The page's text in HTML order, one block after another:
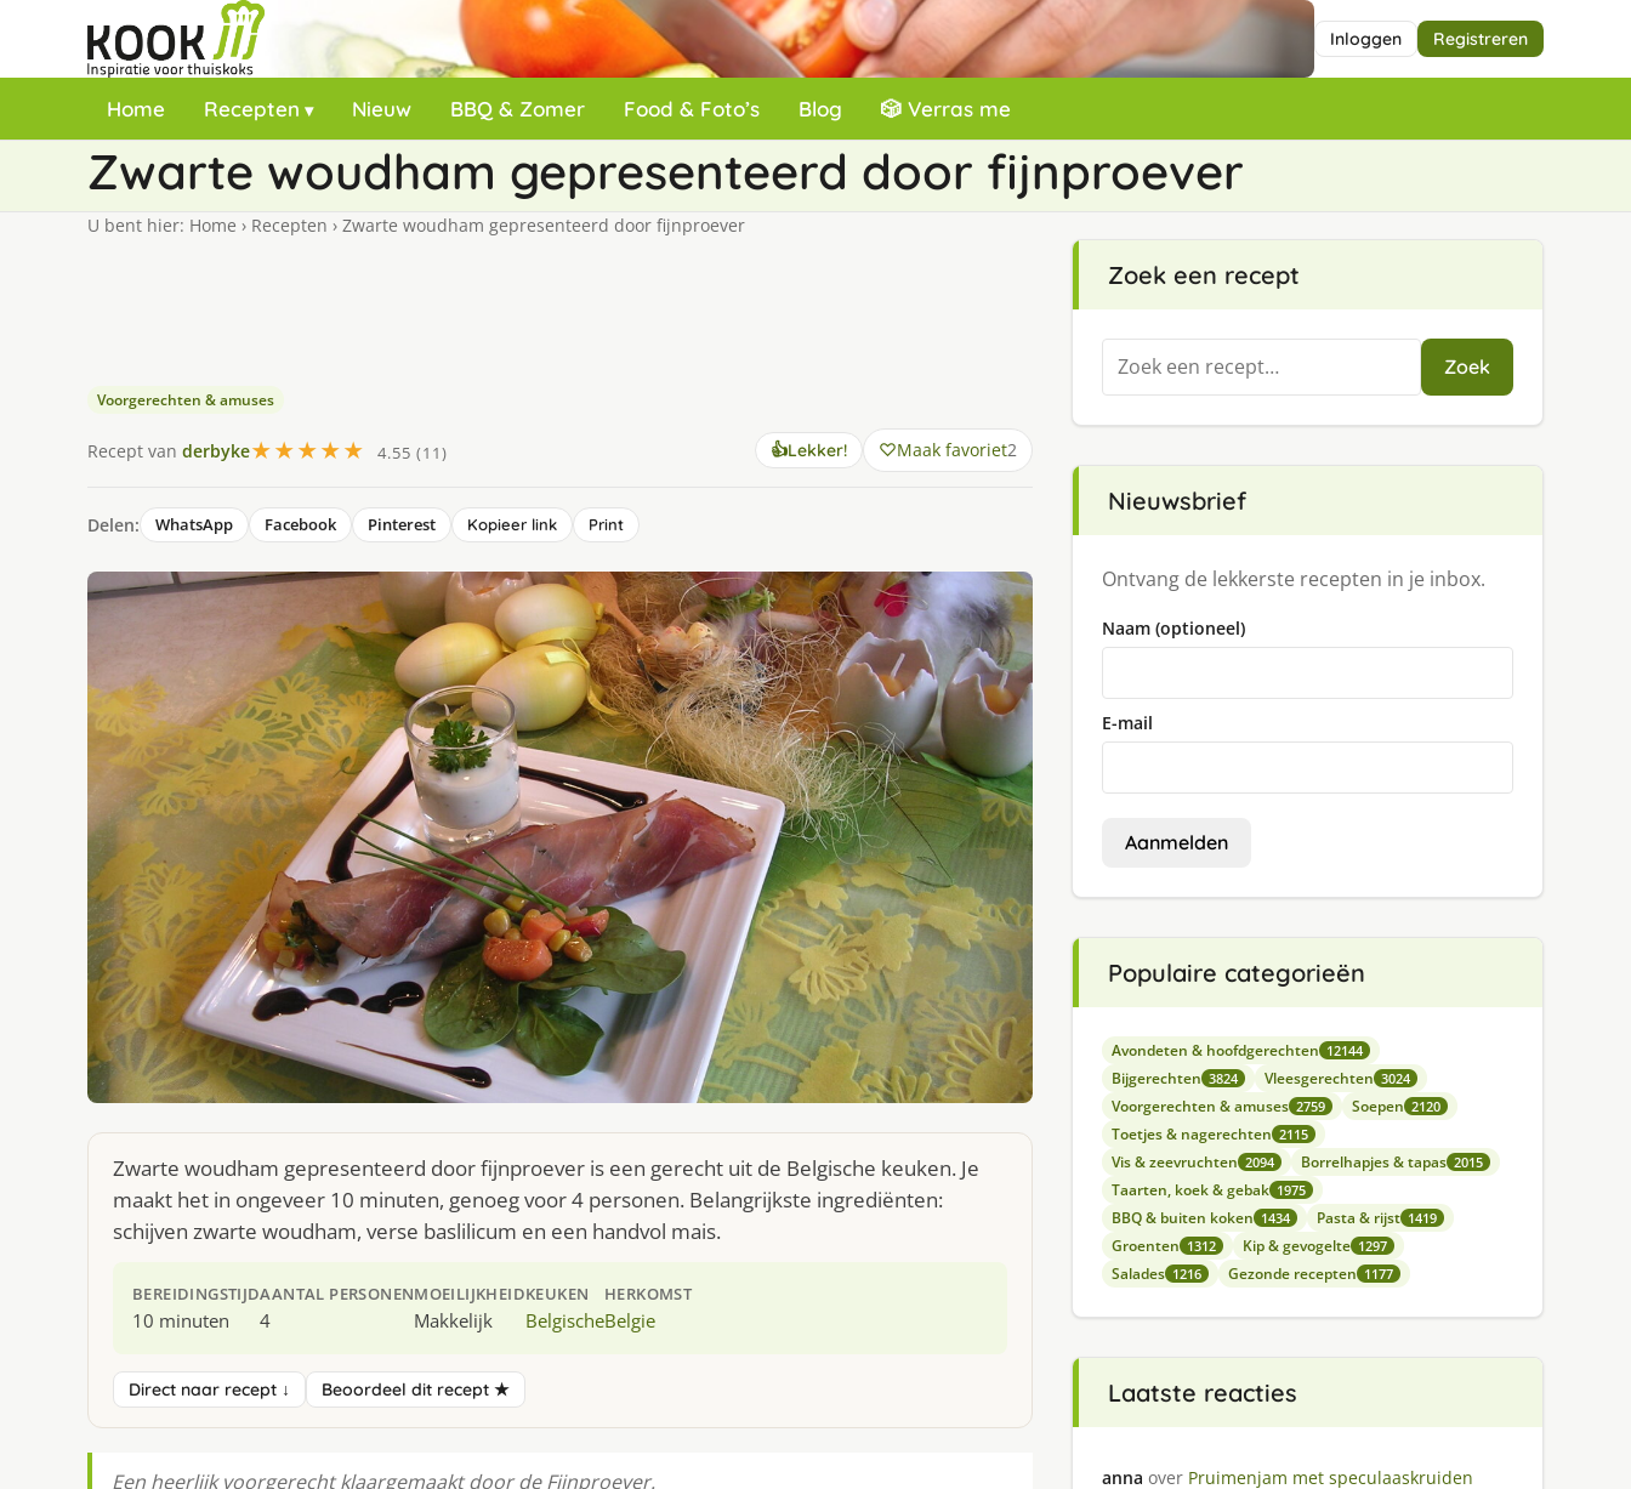
Inloggen Registreren
Home Recepten Nieuw BBQ & Zomer Food & Foto’s Blog 🎲 Verras me
Zwarte woudham gepresenteerd door fijnproever
U bent hier: Home › Recepten › Zwarte woudham gepresenteerd door fijnproever
Voorgerechten & amuses
Recept van derbyke★★★★★ 4.55 (11) 👍Lekker! Maak favoriet2
Delen: WhatsApp Facebook Pinterest Kopieer link Print
Zwarte woudham gepresenteerd door fijnproever is een gerecht uit de Belgische keuken. Je
maakt het in ongeveer 10 minuten, genoeg voor 4 personen. Belangrijkste ingrediënten:
schijven zwarte woudham, verse baslilicum en een handvol mais.
BEREIDINGSTIJD
10 minuten
AANTAL PERSONEN
4
MOEILIJKHEID
Makkelijk
KEUKEN
Belgische
HERKOMST
Belgie
Direct naar recept ↓ Beoordeel dit recept ★
Een heerlijk voorgerecht klaargemaakt door de Fijnproever.
Zoek een recept
Zoeken
naar:
Zoek
Nieuwsbrief
Ontvang de lekkerste recepten in je inbox.
Naam (optioneel)
E-mail
Aanmelden
Populaire categorieën
Avondeten & hoofdgerechten 12144
Bijgerechten 3824 Vleesgerechten 3024
Voorgerechten & amuses 2759 Soepen 2120
Toetjes & nagerechten 2115
Vis & zeevruchten 2094 Borrelhapjes & tapas 2015
Taarten, koek & gebak 1975
BBQ & buiten koken 1434 Pasta & rijst 1419
Groenten 1312 Kip & gevogelte 1297
Salades 1216 Gezonde recepten 1177
Laatste reacties
anna over Pruimenjam met speculaaskruiden